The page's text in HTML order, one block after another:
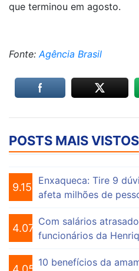
que terminou em agosto.
Fonte:Agência Brasil
POSTS MAIS VISTOS
9.153
Enxaqueca: Tire 9
afeta milhões de
4.073
Com salários
funcionários da
10 benefícios da